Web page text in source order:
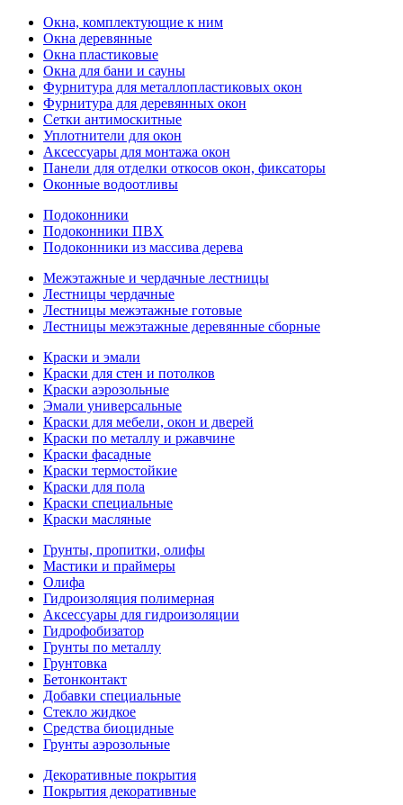
Окна, комплектующие к ним
Окна деревянные
Окна пластиковые
Окна для бани и сауны
Фурнитура для металлопластиковых окон
Фурнитура для деревянных окон
Сетки антимоскитные
Уплотнители для окон
Аксессуары для монтажа окон
Панели для отделки откосов окон, фиксаторы
Оконные водоотливы
Подоконники
Подоконники ПВХ
Подоконники из массива дерева
Межэтажные и чердачные лестницы
Лестницы чердачные
Лестницы межэтажные готовые
Лестницы межэтажные деревянные сборные
Краски и эмали
Краски для стен и потолков
Краски аэрозольные
Эмали универсальные
Краски для мебели, окон и дверей
Краски по металлу и ржавчине
Краски фасадные
Краски термостойкие
Краски для пола
Краски специальные
Краски масляные
Грунты, пропитки, олифы
Мастики и праймеры
Олифа
Гидроизоляция полимерная
Аксессуары для гидроизоляции
Гидрофобизатор
Грунты по металлу
Грунтовка
Бетонконтакт
Добавки специальные
Стекло жидкое
Средства биоцидные
Грунты аэрозольные
Декоративные покрытия
Покрытия декоративные